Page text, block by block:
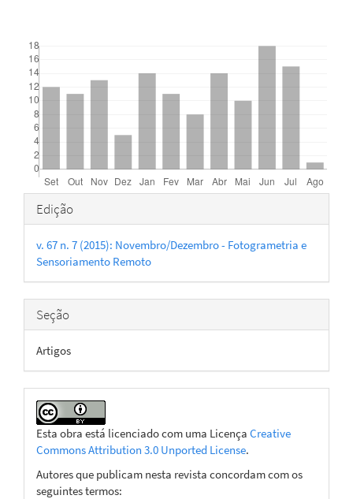
Detalhes
do
artigo
Edição
v. 67 n. 7 (2015): Novembro/Dezembro - Fotogrametria e
Sensoriamento Remoto
Seção
Artigos
Esta obra está licenciado com uma Licença Creative
Commons Attribution 3.0 Unported License.
Autores que publicam nesta revista concordam com os
seguintes termos: